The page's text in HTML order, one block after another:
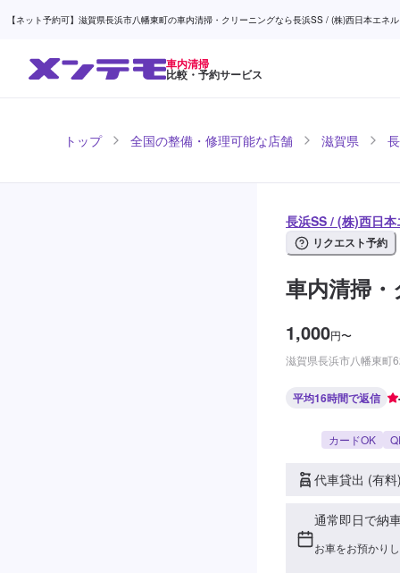
【ネット予約可】滋賀県長浜市八幡東町の車内清掃・クリーニングなら長浜SS / (株)西日本エネ
車内清掃
比較・予約サービス
トップ 全国の整備・修理可能な店舗 滋賀県
長浜SS / (株)西日
リクエスト予約
車内清掃
1,000円〜
滋賀県長浜市八幡東町
平均16時間で返信
カードOK
代車貸出 (有
通常即日で納
お車をお預かり